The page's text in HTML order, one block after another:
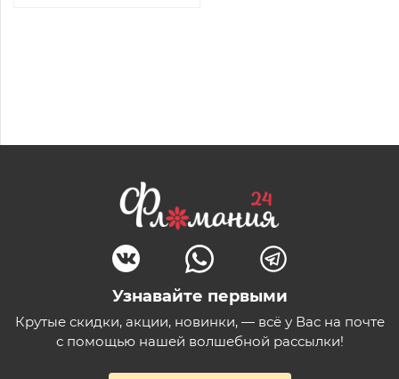
Узнавайте первыми
Крутые скидки, акции, новинки, — всё у Вас на почте
с помощью нашей волшебной рассылки!